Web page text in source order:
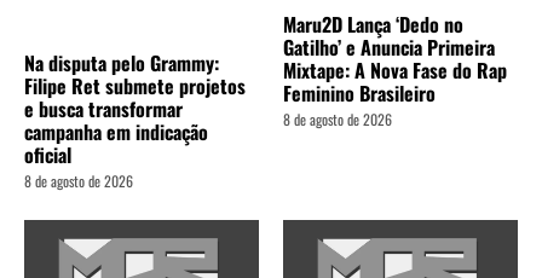
Na disputa pelo Grammy:
Filipe Ret submete projetos
e busca transformar
campanha em indicação
oficial
8 de agosto de 2026
Maru2D Lança ‘Dedo no
Gatilho’ e Anuncia Primeira
Mixtape: A Nova Fase do Rap
Feminino Brasileiro
8 de agosto de 2026